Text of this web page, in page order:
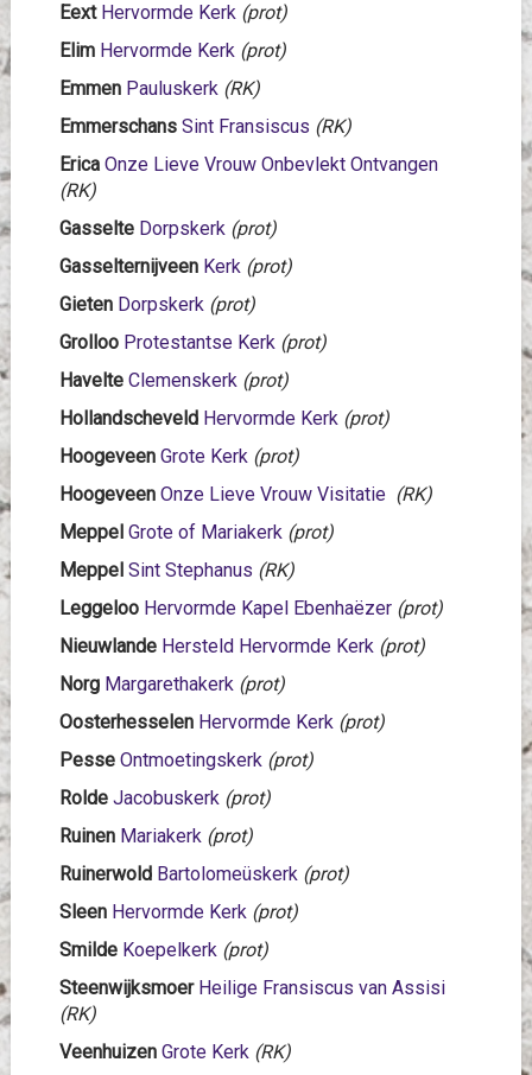
Eext Hervormde Kerk (prot)
Elim Hervormde Kerk (prot)
Emmen Pauluskerk (RK)
Emmerschans Sint Fransiscus (RK)
Erica Onze Lieve Vrouw Onbevlekt Ontvangen
(RK)
Gasselte Dorpskerk (prot)
Gasselternijveen Kerk (prot)
Gieten Dorpskerk (prot)
Grolloo Protestantse Kerk (prot)
Havelte Clemenskerk (prot)
Hollandscheveld Hervormde Kerk (prot)
Hoogeveen Grote Kerk (prot)
Hoogeveen Onze Lieve Vrouw Visitatie (RK)
Meppel Grote of Mariakerk (prot)
Meppel Sint Stephanus (RK)
Leggeloo Hervormde Kapel Ebenhaëzer (prot)
Nieuwlande Hersteld Hervormde Kerk (prot)
Norg Margarethakerk (prot)
Oosterhesselen Hervormde Kerk (prot)
Pesse Ontmoetingskerk (prot)
RoldeJacobuskerk(prot)
Ruinen Mariakerk (prot)
Ruinerwold Bartolomeüskerk (prot)
Sleen Hervormde Kerk (prot)
Smilde Koepelkerk (prot)
Steenwijksmoer Heilige Fransiscus van Assisi
(RK)
Veenhuizen Grote Kerk (RK)